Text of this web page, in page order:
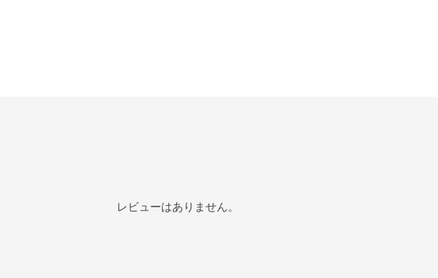
レビューはありません。